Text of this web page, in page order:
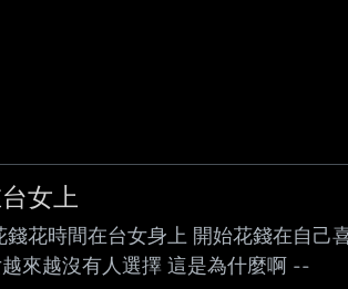
女上
花時間在台女身上 開始花錢在自己
來越沒有人選擇 這是為什麼啊 --